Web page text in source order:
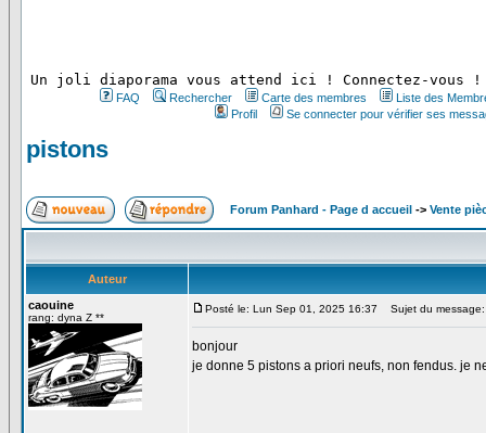
Un joli diaporama vous attend ici ! Connectez-vous !
FAQ Rechercher Carte des membres
Liste des
Profil
Se connecter pour vérifier ses
pistons
Forum Panhard - Page d accueil -> Vente
Auteur
caouine
rang: dyna Z **
Posté le: Lun Sep 01, 2025 16:37 Sujet du message:
bonjour
je donne 5 pistons a priori neufs, non fendus. je